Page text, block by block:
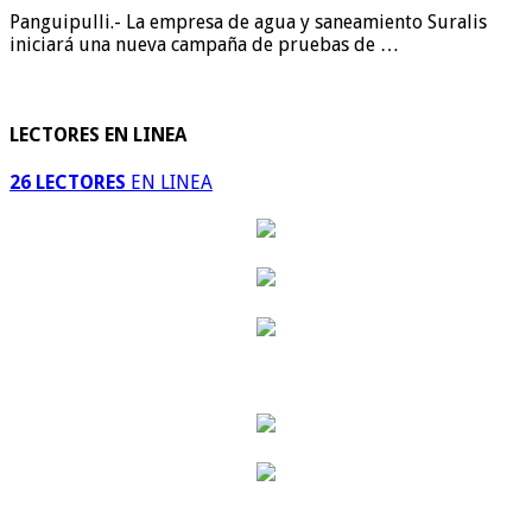
Panguipulli.- La empresa de agua y saneamiento Suralis
iniciará una nueva campaña de pruebas de …
LECTORES EN LINEA
26 LECTORES EN LINEA